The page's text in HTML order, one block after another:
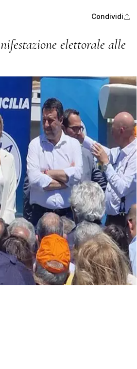
Condividi
elettorale alle